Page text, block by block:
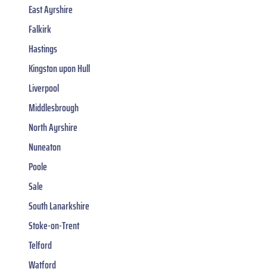
East Ayrshire
Falkirk
Hastings
Kingston upon Hull
Liverpool
Middlesbrough
North Ayrshire
Nuneaton
Poole
Sale
South Lanarkshire
Stoke-on-Trent
Telford
Watford